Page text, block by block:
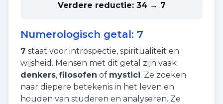
Verdere reductie: 34 → 7
Numerologisch getal: 7
7 staat voor introspectie, spiritualiteit en
wijsheid . Mensen met dit getal zijn vaak
denkers, filosofen of mystici. Ze zoeken
naar diepere betekenis in het leven en
houden van studeren en analyseren. Ze